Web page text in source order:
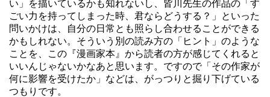
い」を描いているかも知れないし、皆川先生の作品の「す
ごい力を持ってしまった時、君ならどうする？」といった
問いかけは、自分の日常とも照らし合わせることができる
かもしれない。そういう別の読み方の「ヒント」のような
ことを、この『漫画家本』から読者の方が感じてくれると
いいんじゃないかなあと思います。ですので「その作家が
何に影響を受けたか」などは、がっつりと掘り下げている
つもりです。